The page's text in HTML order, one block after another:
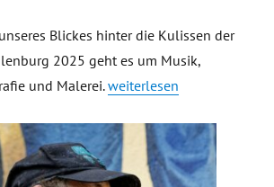
Blickes hinter die Kulissen der
2025 geht es um Musik,
und Malerei.„Making of
weiterlesen